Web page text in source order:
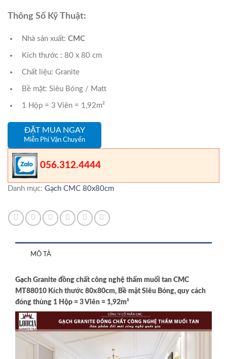
Thông Số Kỹ Thuật:
Nhà sản xuất: CMC
Kích thước : 80 x 80 cm
Chất liệu: Granite
Bề mặt: Siêu Bóng / Matt
1 Hộp = 3 Viên = 1,92m²
ĐẶT MUA NGAY
Miễn Phí Vận Chuyển
056.312.4444
Danh mục: Gạch CMC 80x80cm
MÔ TẢ
Gạch Granite đồng chất công nghệ thấm muối tan CMC
MT88010 Kích thước 80x80cm, Bề mặt Siêu Bóng, quy cách
đóng thùng 1 Hộp = 3 Viên = 1,92m²